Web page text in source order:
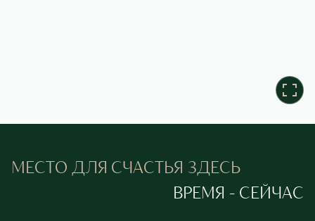
МЕСТО ДЛЯ СЧАСТЬЯ ЗДЕСЬ
ВРЕМЯ - СЕЙЧАС